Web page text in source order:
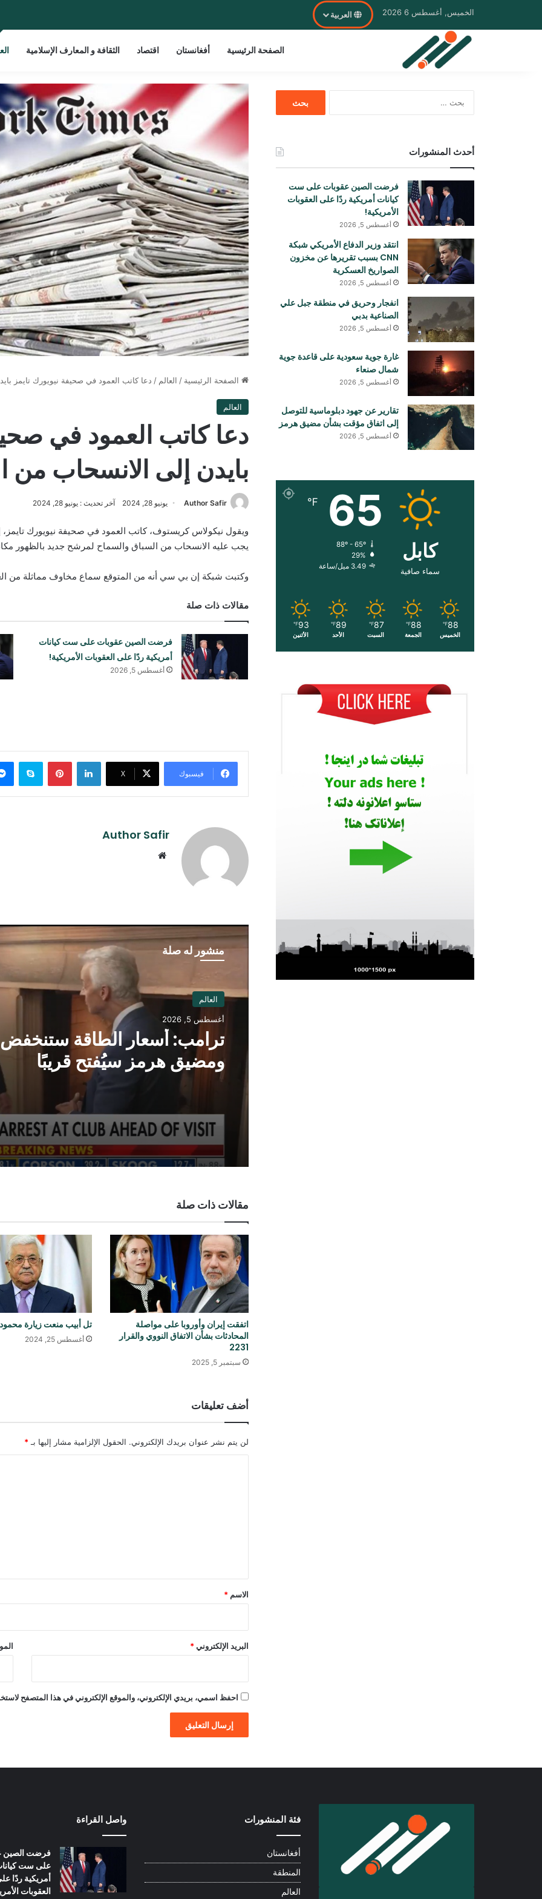
الخميس, أغسطس 6 2026 العربية
الصفحة الرئيسية أفغانستان اقتصاد الثقافة و المعارف الإسلامية
الصفحة الرئيسية / العالم / دعا كاتب العمود في صحيفة نيويورك تايمز
العالم
دعا كاتب العمود في
بايدن إلى الانسحاب من
Author Safir يونيو 28, 2024 آخر تحديث : يونيو 28, 2024
ويقول نيكولاس كريستوف، كاتب العمود في صحيفة نيويورك تايمز،
يجب عليه الانسحاب من السباق والسماح لمرشح جديد بالظهور
وكتبت شبكة إن بي سي أنه من المتوقع سماع مخاوف مماثلة من
مقالات ذات صلة
فرضت الصين عقوبات على ست كيانات
أمريكية ردًا على العقوبات الأمريكية!
أغسطس 5, 2026
فيسبوك ‫X
لينكدإن بينتيريست
Author Safir
منشور له صلة
العالم
أغسطس 5, 2026
ترامب: أسعار الطاقة ستنخفض
ومضيق هرمز سيُفتح قريبًا
مقالات ذات صلة
اتفقت إيران وأوروبا على مواصلة
المحادثات بشأن الاتفاق النووي والقرار
2231
سبتمبر 5, 2025
تل أبيب منعت زيارة
أغسطس 25, 2024
أضف تعليقات
لن يتم نشر عنوان بريدك الإلكتروني. الحقول الإلزامية مشار إليها بـ *
*
الاسم *
البريد الإلكتروني *
احفظ اسمي، بريدي الإلكتروني، والموقع الإلكتروني في هذا المتصفح
أحدث المنشورات
فرضت الصين عقوبات على ست
كيانات أمريكية ردًا على العقوبات
الأمريكية!
أغسطس 5, 2026
انتقد وزير الدفاع الأمريكي شبكة
CNN بسبب تقريرها عن مخزون
الصواريخ العسكرية
أغسطس 5, 2026
انفجار وحريق في منطقة جبل علي
الصناعية بدبي
أغسطس 5, 2026
غارة جوية سعودية على قاعدة جوية
شمال صنعاء
أغسطس 5, 2026
تقارير عن جهود دبلوماسية للتوصل
إلى اتفاق مؤقت بشأن مضيق هرمز
أغسطس 5, 2026
کابل
سماء صافية
65
℉
88º - 65º
29%
3.49 ميل/ساعة
88
℉
الخميس
88
℉
الجمعة
87
℉
السبت
89
℉
الأحد
93
℉
الأثنين
فئة المنشورات
أفغانستان
المنطقة
العالم
واصل القراءة
فرضت الصين
على ست
أمريكية ردًا
العقوبات